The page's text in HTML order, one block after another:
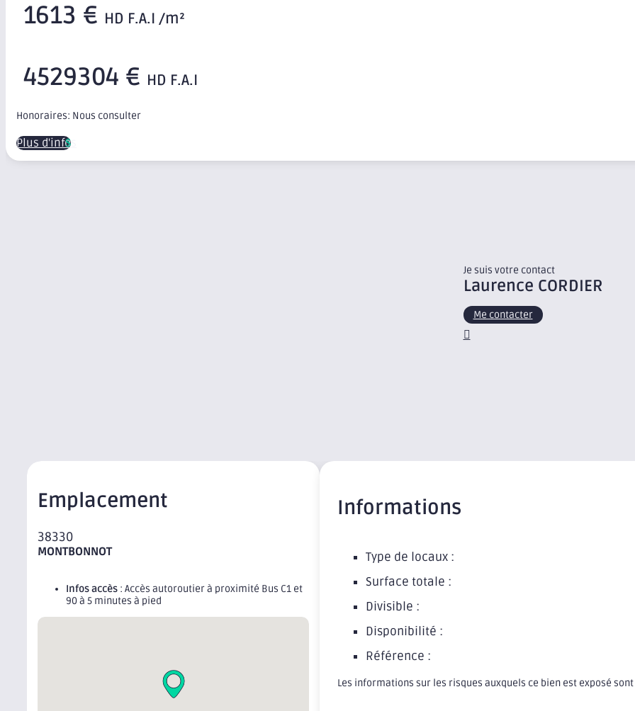
1613 € HD F.A.I /m²
4529304 € HD F.A.I
Honoraires: Nous consulter
Plus d'infos
Je suis votre contact
Laurence CORDIER
Me contacter
Emplacement
38330
MONTBONNOT
Infos accès : Accès autoroutier à proximité Bus C1 et
90 à 5 minutes à pied
Informations
Type de locaux :
Surface totale :
Divisible :
Disponibilité :
Référence :
Les informations sur les risques auxquels ce bien est exposé